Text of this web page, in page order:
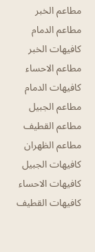
مطاعم الخبر
مطاعم الدمام
كافيهات الخبر
مطاعم الاحساء
كافيهات الدمام
مطاعم الجبيل
مطاعم القطيف
مطاعم الظهران
كافيهات الجبيل
كافيهات الاحساء
كافيهات القطيف